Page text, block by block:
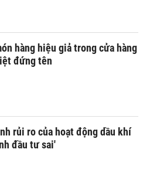
hàng hiệu giả trong cửa hàng
đứng tên
rủi ro của hoạt động dầu khí
đầu tư sai'